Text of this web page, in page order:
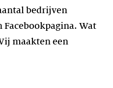
bedrijven
Wat
maakten een